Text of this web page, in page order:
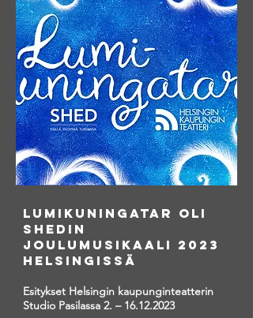
LUMIKUNINGATAR Oli
SHEDIN
JOULUMUSIKAALI 2023
HELSINGISSÄ
Esitykset Helsingin kaupunginteatterin
Studio Pasilassa 2. – 16.12.2023